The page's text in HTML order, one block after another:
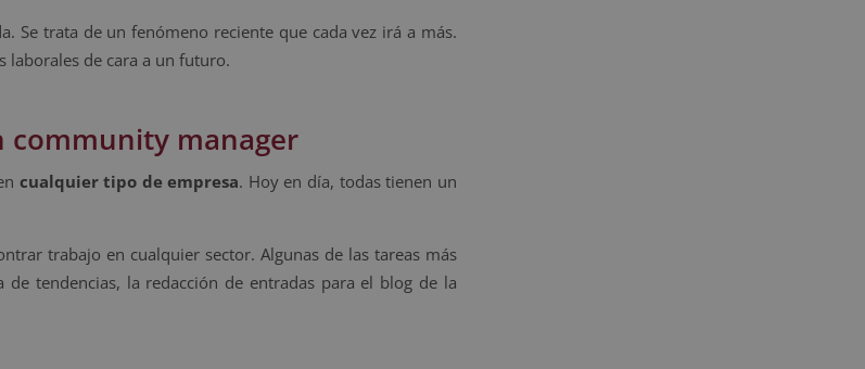
Se trata de un fenómeno reciente que cada vez irá a más.
laborales de cara a un futuro.
community manager
cualquier tipo de empresa. Hoy en día, todas tienen un
trabajo en cualquier sector. Algunas de las tareas más
tendencias, la redacción de entradas para el blog de la